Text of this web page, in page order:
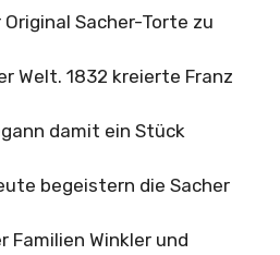
Sacher-Torte zu
Welt. 1832 kreierte Franz
damit ein Stück
begeistern die Sacher
Familien Winkler und